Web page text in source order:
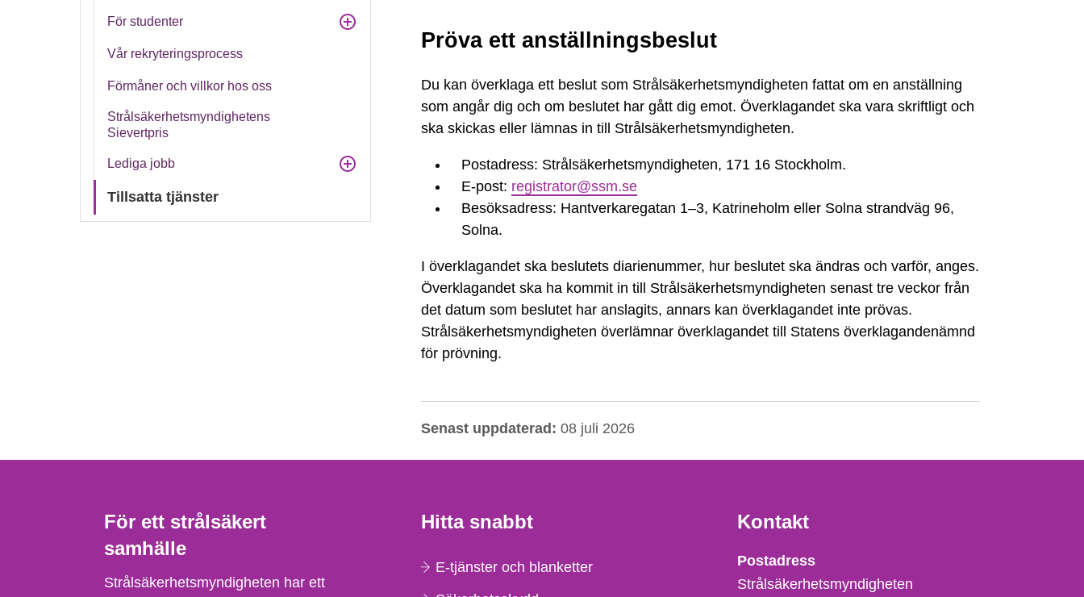
För studenter
Vår rekryteringsprocess
Förmåner och villkor hos oss
Strålsäkerhetsmyndighetens
Sievertpris
Lediga jobb
Tillsatta tjänster
Pröva ett anställningsbeslut
Du kan överklaga ett beslut som Strålsäkerhetsmyndigheten fattat om en anställning
som angår dig och om beslutet har gått dig emot. Överklagandet ska vara skriftligt och
ska skickas eller lämnas in till Strålsäkerhetsmyndigheten.
Postadress: Strålsäkerhetsmyndigheten, 171 16 Stockholm.
E-post: registrator@ssm.se
Besöksadress: Hantverkaregatan 1–3, Katrineholm eller Solna strandväg 96,
Solna.
I överklagandet ska beslutets diarienummer, hur beslutet ska ändras och varför, anges.
Överklagandet ska ha kommit in till Strålsäkerhetsmyndigheten senast tre veckor från
det datum som beslutet har anslagits, annars kan överklagandet inte prövas.
Strålsäkerhetsmyndigheten överlämnar överklagandet till Statens överklagandenämnd
för prövning.
Senast uppdaterad: 08 juli 2026
För ett strålsäkert
samhälle
Strålsäkerhetsmyndigheten har ett
Hitta snabbt
E-tjänster och blanketter
Kontakt
Strålsäkerhetsmyndigheten
Postadress
Strålsäkerhetsmyndigheten